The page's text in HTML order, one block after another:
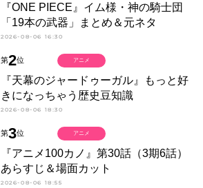
『ONE PIECE』イム様・神の騎士団
「19本の武器」まとめ＆元ネタ
2026-08-06 16:30
第2位
『天幕のジャードゥーガル』もっと好
きになっちゃう歴史豆知識
2026-08-06 18:30
アニメ
第3位
『アニメ100カノ』第30話（3期6話）
あらすじ＆場面カット
2026-08-06 18:55
アニメ